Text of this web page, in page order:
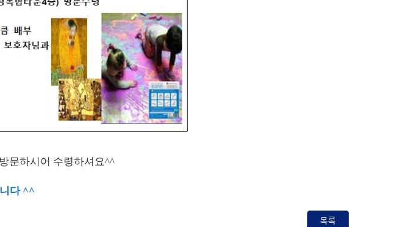
문하시어 수령하셔요^^
다 ^^
목록